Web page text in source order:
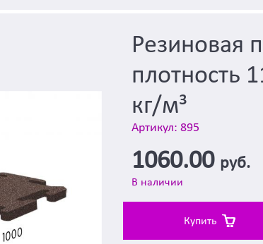
Резиновая
плотность
кг/м³
Артикул: 895
1060.00 руб.
В наличии
Купить